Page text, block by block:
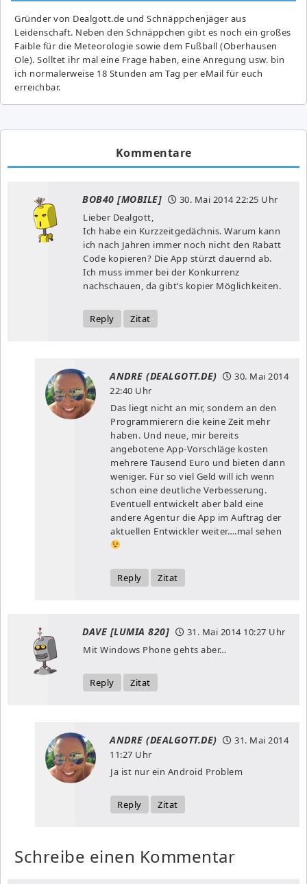
Gründer von Dealgott.de und Schnäppchenjäger aus
Leidenschaft. Neben den Schnäppchen gibt es noch ein großes
Fai­ble für die Meteorologie sowie dem Fußball (Oberhausen
Ole). Solltet ihr mal eine Frage haben, eine Anregung usw. bin
ich normalerweise 18 Stunden am Tag per eMail für euch
erreichbar.
Kommentare
BOB40 [MOBILE] 30. Mai 201422:25 Uhr
Lieber Dealgott,
Ich habe ein Kurzzeitgedächnis. Warum kann
ich nach Jahren immer noch nicht den Rabatt
Code kopieren? Die App stürzt dauernd ab.
Ich muss immer bei der Konkurrenz
nachschauen, da gibt’s kopier Möglichkeiten.
Reply Zitat
ANDRE (DEALGOTT.DE)
30. Mai 2014
22:40 Uhr
Das liegt nicht an mir, sondern an den
Programmierern die keine Zeit mehr
haben. Und neue, mir bereits
angebotene App-Vorschläge kosten
mehrere Tausend Euro und bieten dann
weniger. Für so viel Geld will ich wenn
schon eine deutliche Verbesserung.
Eventuell entwickelt aber bald eine
andere Agentur die App im Auftrag der
aktuellen Entwickler weiter….mal sehen
Reply Zitat
DAVE [LUMIA 820] 31. Mai 201410:27 Uhr
Mit Windows Phone gehts aber…
Reply Zitat
ANDRE (DEALGOTT.DE)
31. Mai 2014
11:27 Uhr
Ja ist nur ein Android Problem
Reply Zitat
Schreibe einen Kommentar